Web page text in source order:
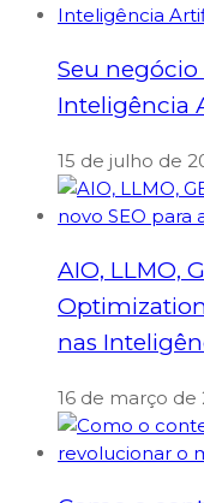
Seu
Inteligência
15 de julho de
AIO, LLMO,
nas
16 de março de